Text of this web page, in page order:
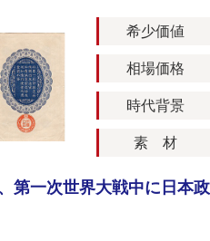
希少価値
相場価格
時代背景
素 材
第一次世界大戦中に日本